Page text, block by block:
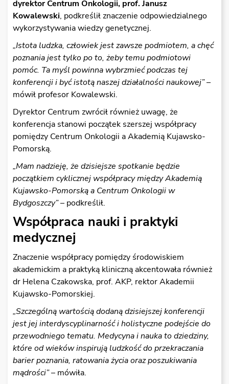
dyrektor Centrum Onkologii, prof. Janusz
Kowalewski, podkreślił znaczenie odpowiedzialnego
wykorzystywania wiedzy genetycznej.
„Istota ludzka, człowiek jest zawsze podmiotem, a chęć
poznania jest tylko po to, żeby temu podmiotowi
pomóc. Ta myśl powinna wybrzmieć podczas tej
konferencji i być istotą naszej działalności naukowej”–
mówił profesor Kowalewski.
Dyrektor Centrum zwrócił również uwagę, że
konferencja stanowi początek szerszej współpracy
pomiędzy Centrum Onkologii a Akademią Kujawsko-
Pomorską.
„Mam nadzieję, że dzisiejsze spotkanie będzie
początkiem cyklicznej współpracy między Akademią
Kujawsko-Pomorską a Centrum Onkologii w
Bydgoszczy”– podkreślił.
Współpraca nauki i praktyki
medycznej
Znaczenie współpracy pomiędzy środowiskiem
akademickim a praktyką kliniczną akcentowała również
dr Helena Czakowska, prof. AKP, rektor Akademii
Kujawsko-Pomorskiej.
„Szczególną wartością dodaną dzisiejszej konferencji
jest jej interdyscyplinarność i holistyczne podejście do
przewodniego tematu. Medycyna i nauka to dziedziny,
które od wieków inspirują ludzkość do przekraczania
barier poznania, ratowania życia oraz poszukiwania
mądrości”– mówiła.